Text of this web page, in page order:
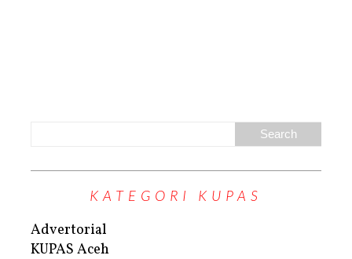
KATEGORI KUPAS
Advertorial
KUPAS Aceh